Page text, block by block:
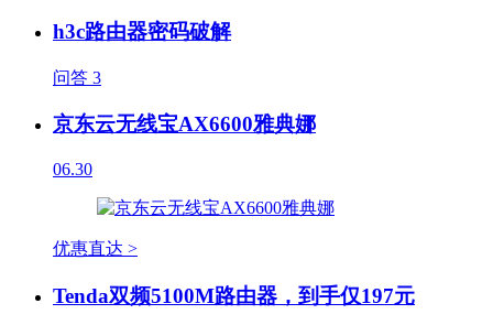
h3c路由器密码破解
问答 3
京东云无线宝AX6600雅典娜
06.30
优惠直达 >
Tenda双频5100M路由器，到手仅197元